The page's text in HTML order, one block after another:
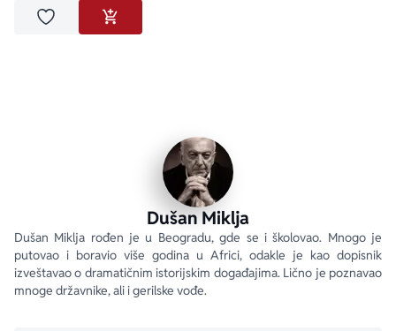
Dodaj u omiljeneDODAJ U KORPU
Dušan Miklja
Dušan Miklja rođen je u Beogradu, gde se i školovao. Mnogo je
putovao i boravio više godina u Africi, odakle je kao dopisnik
izveštavao o dramatičnim istorijskim događajima. Lično je poznavao
mnoge državnike, ali i gerilske vođe.